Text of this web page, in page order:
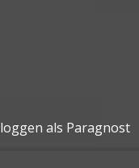
als Paragnost